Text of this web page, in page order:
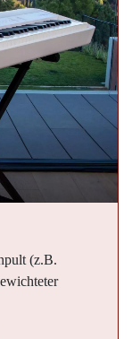
(z.B.